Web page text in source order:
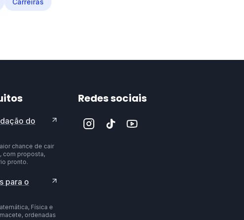
Carreiras
do
chance de cair
com proposta,
pronto.
para o
Física e
ordenadas
Redes sociais